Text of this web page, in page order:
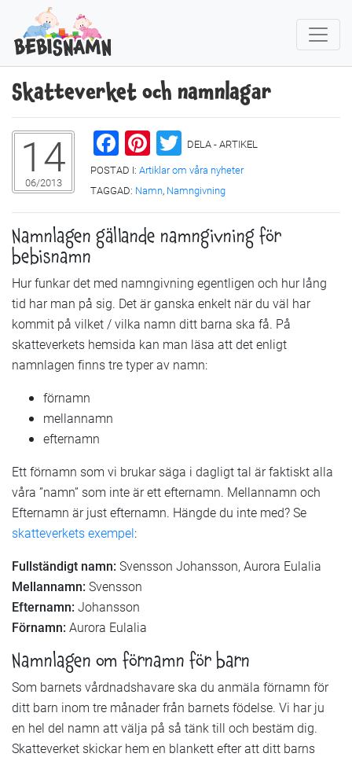
Skatteverket och namnlagar
Facebook
Pinterest
Twitter
DELA - ARTIKEL
14
06/2013
POSTAD I: Artiklar om våra nyheter
TAGGAD: Namn, Namngivning
Namnlagen gällande namngivning för
bebisnamn
Hur funkar det med namngivning egentligen och hur lång
tid har man på sig. Det är ganska enkelt när du väl har
kommit på vilket / vilka namn ditt barna ska få. På
skatteverkets hemsida kan man läsa att det enligt
namnlagen finns tre typer av namn:
förnamn
mellannamn
efternamn
Ett förnamn som vi brukar säga i dagligt tal är faktiskt alla
våra ”namn” som inte är ett efternamn. Mellannamn och
Efternamn är just efternamn. Hängde du inte med? Se
skatteverkets exempel:
Fullständigt namn: Svensson Johansson, Aurora Eulalia
Mellannamn: Svensson
Efternamn: Johansson
Förnamn: Aurora Eulalia
Namnlagen om förnamn för barn
Som barnets vårdnadshavare ska du anmäla förnamn för
ditt barn inom tre månader från barnets födelse. Vi har ju
en hel del namn att välja på så tänk till och bestäm dig.
Skatteverket skickar hem en blankett efter att ditt barns